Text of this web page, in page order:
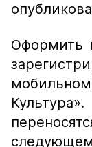
Оформить